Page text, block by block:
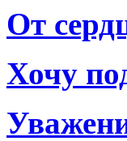
От
Хочу